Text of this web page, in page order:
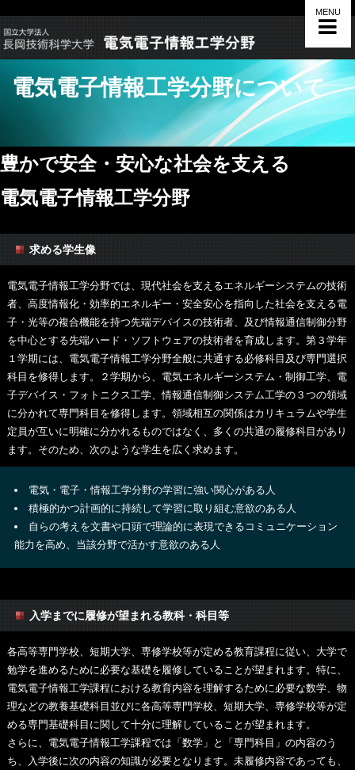
MENU
電気電子情報工学分野について
豊かで安全・安心な社会を支える
電気電子情報工学分野
求める学生像
電気電子情報工学分野では、現代社会を支えるエネルギーシステムの技術
者、高度情報化・効率的エネルギー・安全安心を指向した社会を支える電
子・光等の複合機能を持つ先端デバイスの技術者、及び情報通信制御分野
を中心とする先端ハード・ソフトウェアの技術者を育成します。第３学年
１学期には、電気電子情報工学分野全般に共通する必修科目及び専門選択
科目を修得します。２学期から、電気エネルギーシステム・制御工学、電
子デバイス・フォトニクス工学、情報通信制御システム工学の３つの領域
に分かれて専門科目を修得します。領域相互の関係はカリキュラムや学生
定員が互いに明確に分かれるものではなく、多くの共通の履修科目があり
ます。そのため、次のような学生を広く求めます。
電気・電子・情報工学分野の学習に強い関心がある人
積極的かつ計画的に持続して学習に取り組む意欲のある人
自らの考えを文書や口頭で理論的に表現できるコミュニケーション
能力を高め、当該分野で活かす意欲のある人
入学までに履修が望まれる教科・科目等
各高等専門学校、短期大学、専修学校等が定める教育課程に従い、大学で
勉学を進めるために必要な基礎を履修していることが望まれます。特に、
電気電子情報工学課程における教育内容を理解するために必要な数学、物
理などの教養基礎科目並びに各高等専門学校、短期大学、専修学校等が定
める専門基礎科目に関して十分に理解していることが望まれます。
さらに、電気電子情報工学課程では「数学」と「専門科目」の内容のう
ち、入学後に次の内容の知識が必要となります。未履修内容であっても、